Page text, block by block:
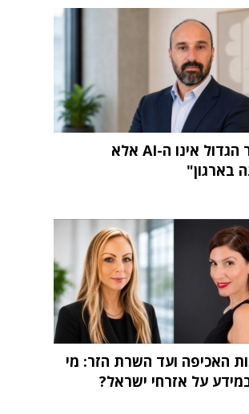
"האתגר הגדול אינו ה-AI אלא
בארגון"
האכיפה ועד השרת הזר: מי
על אזרחי ישראל?